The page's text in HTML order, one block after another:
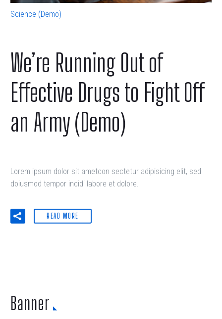
Science (Demo)
We’re Running Out of
Effective Drugs to Fight Off
an Army (Demo)
Lorem ipsum dolor sit ametcon sectetur adipisicing elit, sed
doiusmod tempor incidi labore et dolore.
READ MORE
Banner